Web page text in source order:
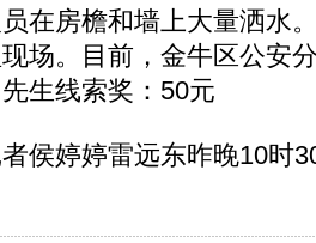
在房檐和墙上大量洒水
场。目前，金牛区公安
生线索奖：50元
婷婷雷远东昨晚10时